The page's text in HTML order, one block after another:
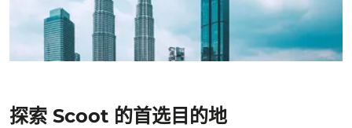
探索 Scoot 的首选目的地